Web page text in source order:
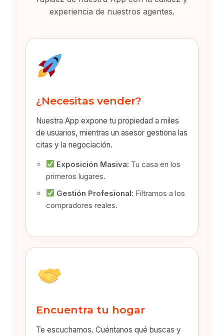
experiencia de nuestros agentes.
¿Necesitas vender?
Nuestra App expone tu propiedad a miles
de usuarios, mientras un asesor gestiona las
citas y la negociación.
Exposición Masiva: Tu casa en los
primeros lugares.
Gestión Profesional: Filtramos a los
compradores reales.
Encuentra tu hogar
Te escuchamos. Cuéntanos qué buscas y